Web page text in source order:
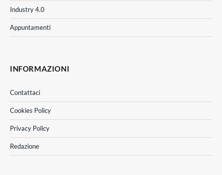
Industry 4.0
Appuntamenti
INFORMAZIONI
Contattaci
Cookies Policy
Privacy Policy
Redazione